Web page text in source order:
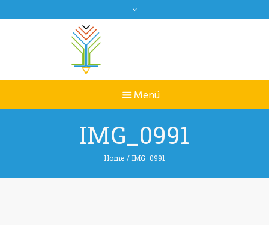
IMG_0991
Home / IMG_0991